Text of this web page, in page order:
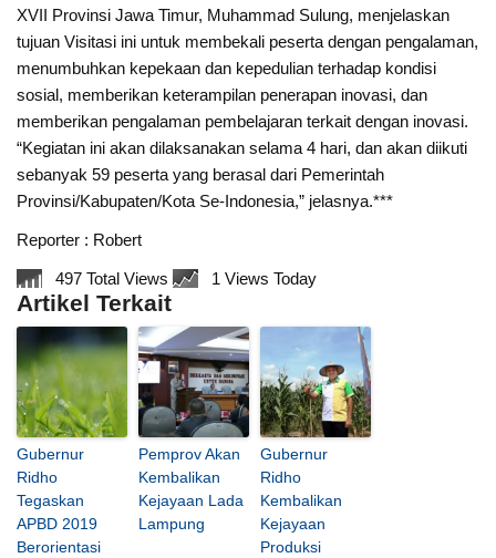
XVII Provinsi Jawa Timur, Muhammad Sulung, menjelaskan
tujuan Visitasi ini untuk membekali peserta dengan pengalaman,
menumbuhkan kepekaan dan kepedulian terhadap kondisi
sosial, memberikan keterampilan penerapan inovasi, dan
memberikan pengalaman pembelajaran terkait dengan inovasi.
“Kegiatan ini akan dilaksanakan selama 4 hari, dan akan diikuti
sebanyak 59 peserta yang berasal dari Pemerintah
Provinsi/Kabupaten/Kota Se-Indonesia,” jelasnya.***
Reporter : Robert
497 Total Views 1 Views Today
Artikel Terkait
Gubernur
Ridho
Tegaskan
APBD 2019
Berorientasi
Pemprov Akan
Kembalikan
Kejayaan Lada
Lampung
Gubernur
Ridho
Kembalikan
Kejayaan
Produksi